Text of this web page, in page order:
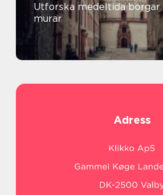
Utforska medeltida
murar
Adress